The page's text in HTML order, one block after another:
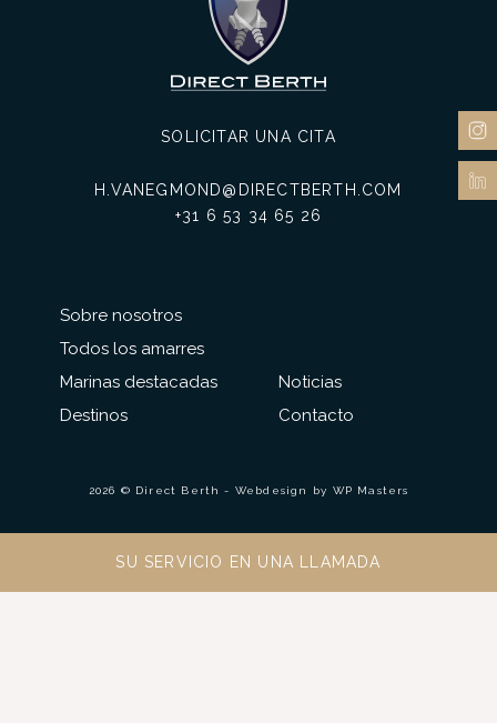
Sobre nosotros
Todos los amarres
Marinas destacadas
Destinos
SOLICITAR UNA CITA
H.VANEGMOND@DIRECTBERTH.COM
+31 6 53 34 65 26
Noticias
Contacto
2026 © Direct Berth - Webdesign by WP Masters
SU SERVICIO EN UNA LLAMADA